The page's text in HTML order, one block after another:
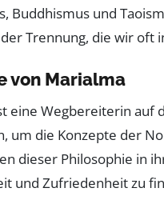
Buddhismus und
Trennung, die wir oft
von Marialma
eine Wegbereiterin auf
um die Konzepte der
dieser Philosophie in
und Zufriedenheit zu